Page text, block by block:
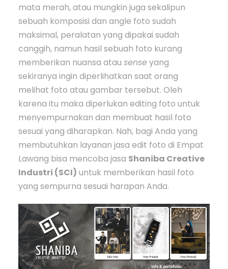
mata merah, atau mungkin juga sekalipun
sebuah komposisi dan angle foto sudah
maksimal, peralatan yang dipakai sudah
canggih, namun hasil sebuah foto kurang
memberikan nuansa atausenseyang
sekiranya ingin diperlihatkan saat orang
melihat foto atau gambar tersebut. Oleh
karena itu maka diperlukan editing foto untuk
menyempurnakan dan membuat hasil foto
sesuai yang diharapkan. Nah, bagi Anda yang
membutuhkan layanan jasa edit foto di Empat
Lawang bisa mencoba jasa Shaniba Creative
Industri (SCI) untuk memberikan hasil foto
yang sempurna sesuai harapan Anda.